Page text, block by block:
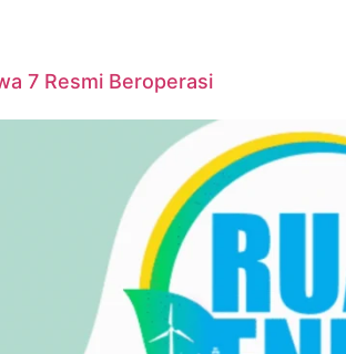
7 Resmi Beroperasi